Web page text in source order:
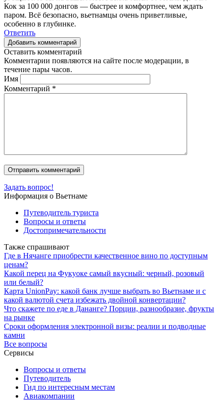
Кок за 100 000 донгов — быстрее и комфортнее, чем ждать
паром. Всё безопасно, вьетнамцы очень приветливые,
особенно в глубинке.
Ответить
Добавить комментарий
Оставить комментарий
Комментарии появляются на сайте после модерации, в
течение пары часов.
Имя
Комментарий *
Задать вопрос!
Информация о Вьетнаме
Путеводитель туриста
Вопросы и ответы
Достопримечательности
Также спрашивают
Где в Нячанге приобрести качественное вино по доступным
ценам?
Какой перец на Фукуоке самый вкусный: черный, розовый
или белый?
Карта UnionPay: какой банк лучше выбрать во Вьетнаме и с
какой валютой счета избежать двойной конвертации?
Что скажете по еде в Дананге? Порции, разнообразие, фрукты
на рынке
Сроки оформления электронной визы: реалии и подводные
камни
Все вопросы
Сервисы
Вопросы и ответы
Путеводитель
Гид по интересным местам
Авиакомпании